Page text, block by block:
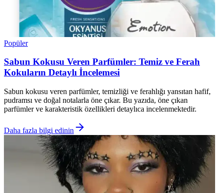
Popüler
Sabun Kokusu Veren Parfümler: Temiz ve Ferah
Kokuların Detaylı İncelemesi
Sabun kokusu veren parfümler, temizliği ve ferahlığı yansıtan hafif,
pudramsı ve doğal notalarla öne çıkar. Bu yazıda, öne çıkan
parfümler ve karakteristik özellikleri detaylıca incelenmektedir.
Daha fazla bilgi edinin